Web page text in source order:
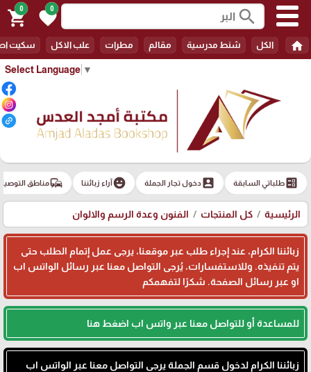
Select Language ▼
search
0
favorite
0
shopping_cart
home الكل شنط مدرسية مقالم مطرات علب الاكل سكيت
ballotطلباتي السابقة account_boxدخول تجار الجملة emoji_emotionsآراء زبائننا commuteمناطق
الرئيسية كل المنتجات الفنون وعدة الرسم والالوان
زبائننا الكرام، عند إجراء طلب عبر موقعنا، يرجى عمل إتمام الطلب حتى
يتم تنفيذه. وللاستفسارات، يُرجى التواصل معنا عبر رسائل الواتس اب
او عبر رسائل الصفحة. شكرًا لتفهمكم
للمساعدة أو للتواصل معنا عبر واتس اب اضغط هنا
زبائننا الكرام لدخول قسم الجملة يرجى التواصل معنا عبر الواتس اب